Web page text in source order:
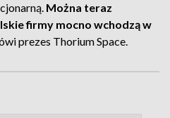
Można teraz
firmy mocno wchodzą w
prezes Thorium Space.